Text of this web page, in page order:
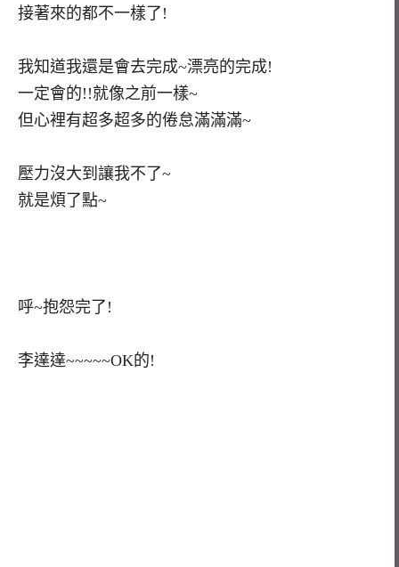
接著來的都不一樣了!
我知道我還是會去完成~漂亮的完成!
一定會的!!就像之前一樣~
但心裡有超多超多的倦怠滿滿滿~
壓力沒大到讓我不了~
就是煩了點~
呼~抱怨完了!
李達達~~~~~OK的!